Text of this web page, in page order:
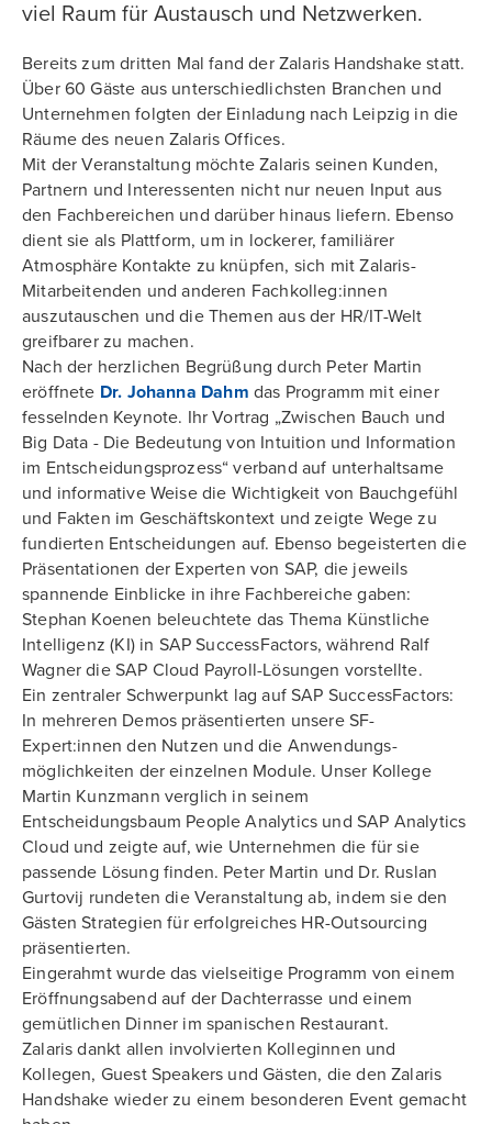
viel Raum für Austausch und Netzwerken.
Bereits zum dritten Mal fand der Zalaris Handshake statt.
Über 60 Gäste aus unterschiedlichsten Branchen und
Unternehmen folgten der Einladung nach Leipzig in die
Räume des neuen Zalaris Offices.
Mit der Veranstaltung möchte Zalaris seinen Kunden,
Partnern und Interessenten nicht nur neuen Input aus
den Fachbereichen und darüber hinaus liefern. Ebenso
dient sie als Plattform, um in lockerer, familiärer
Atmosphäre Kontakte zu knüpfen, sich mit Zalaris-
Mitarbeitenden und anderen Fachkolleg:innen
auszutauschen und die Themen aus der HR/IT-Welt
greifbarer zu machen.
Nach der herzlichen Begrüßung durch Peter Martin
eröffnete Dr. Johanna Dahm das Programm mit einer
fesselnden Keynote. Ihr Vortrag „Zwischen Bauch und
Big Data - Die Bedeutung von Intuition und Information
im Entscheidungsprozess“ verband auf unterhaltsame
und informative Weise die Wichtigkeit von Bauchgefühl
und Fakten im Geschäftskontext und zeigte Wege zu
fundierten Entscheidungen auf. Ebenso begeisterten die
Präsentationen der Experten von SAP, die jeweils
spannende Einblicke in ihre Fachbereiche gaben:
Stephan Koenen beleuchtete das Thema Künstliche
Intelligenz (KI) in SAP SuccessFactors, während Ralf
Wagner die SAP Cloud Payroll-Lösungen vorstellte.
Ein zentraler Schwerpunkt lag auf SAP SuccessFactors:
In mehreren Demos präsentierten unsere SF-
Expert:innen den Nutzen und die Anwendungs-
möglichkeiten der einzelnen Module. Unser Kollege
Martin Kunzmann verglich in seinem
Entscheidungsbaum People Analytics und SAP Analytics
Cloud und zeigte auf, wie Unternehmen die für sie
passende Lösung finden. Peter Martin und Dr. Ruslan
Gurtovij rundeten die Veranstaltung ab, indem sie den
Gästen Strategien für erfolgreiches HR-Outsourcing
präsentierten.
Eingerahmt wurde das vielseitige Programm von einem
Eröffnungsabend auf der Dachterrasse und einem
gemütlichen Dinner im spanischen Restaurant.
Zalaris dankt allen involvierten Kolleginnen und
Kollegen, Guest Speakers und Gästen, die den Zalaris
Handshake wieder zu einem besonderen Event gemacht